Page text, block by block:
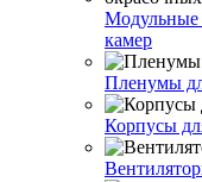
Модульные
камер
Пленумы
Корпусы